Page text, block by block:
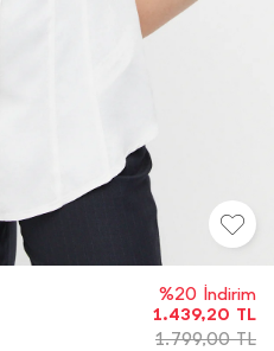
%20 İndirim
1.439,20 TL
1.799,00TL